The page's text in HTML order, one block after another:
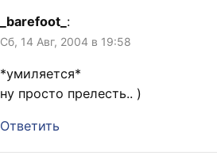
_barefoot_ :
Сб, 14 Авг, 2004 в 19:58
*умиляется*
ну просто прелесть.. )
Ответить